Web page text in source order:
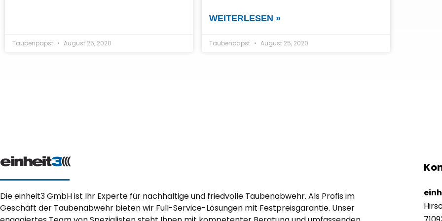
Taubenpapst August 25, 2020
WEITERLESEN »
Taubenpapst August 25, 2020
Die einheit3 GmbH ist Ihr Experte für nachhaltige und friedvolle Taubenabwehr. Als Profis im
Geschäft der Taubenabwehr bieten wir Full-Service-Lösungen mit Festpreisgarantie. Unser